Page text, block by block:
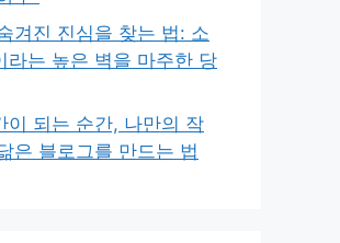
겨진 진심을 찾는 법: 소
라는 높은 벽을 마주한 당
이 되는 순간, 나만의 작
은 블로그를 만드는 법